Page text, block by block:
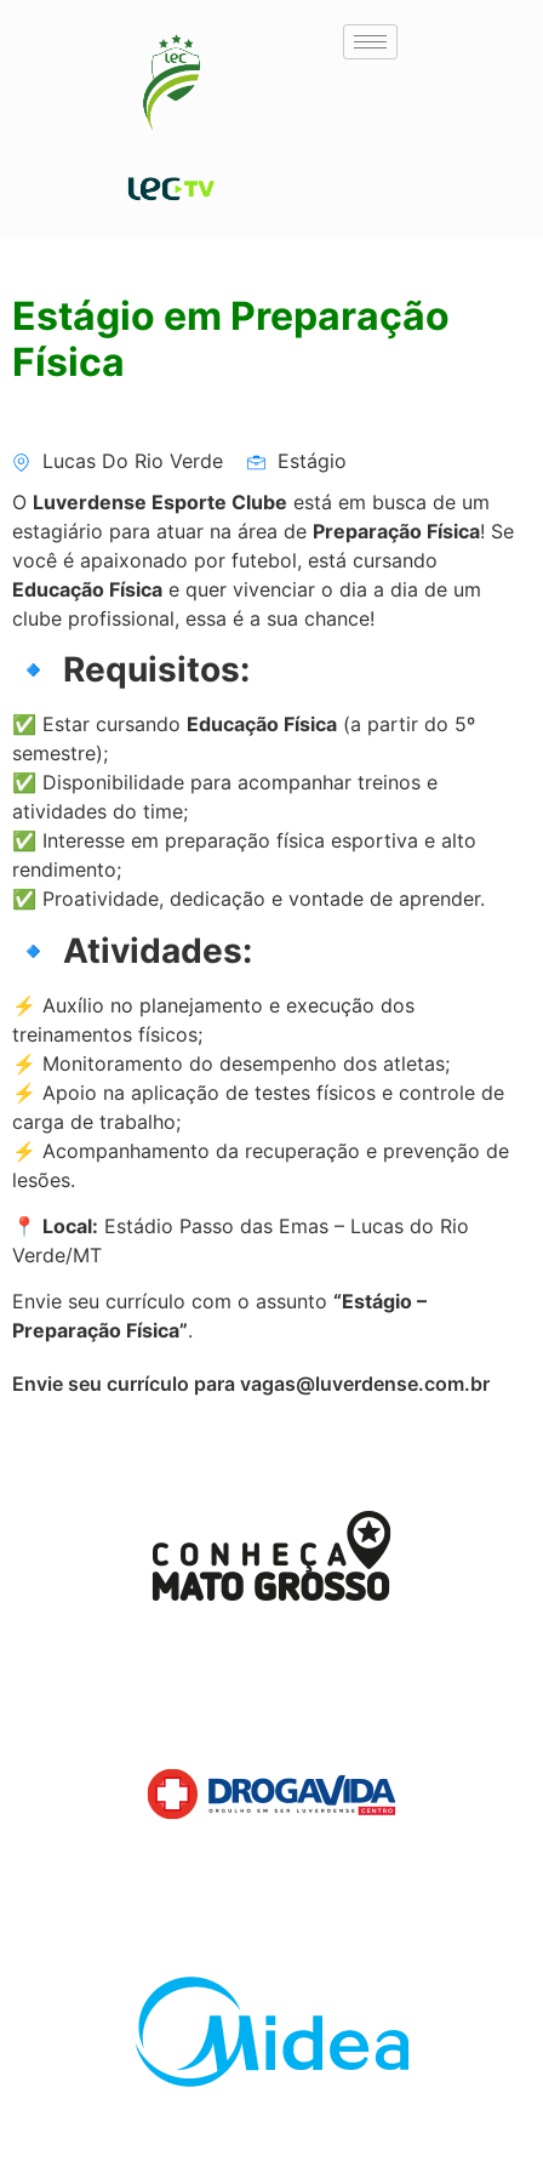
Estágio em Preparação
Física
Lucas Do Rio Verde
Estágio
O Luverdense Esporte Clube está em busca de um
estagiário para atuar na área de Preparação Física! Se
você é apaixonado por futebol, está cursando
Educação Física e quer vivenciar o dia a dia de um
clube profissional, essa é a sua chance!
🔹 Requisitos:
✅ Estar cursando Educação Física (a partir do 5º
semestre);
✅ Disponibilidade para acompanhar treinos e
atividades do time;
✅ Interesse em preparação física esportiva e alto
rendimento;
✅ Proatividade, dedicação e vontade de aprender.
🔹 Atividades:
⚡ Auxílio no planejamento e execução dos
treinamentos físicos;
⚡ Monitoramento do desempenho dos atletas;
⚡ Apoio na aplicação de testes físicos e controle de
carga de trabalho;
⚡ Acompanhamento da recuperação e prevenção de
lesões.
📍 Local: Estádio Passo das Emas – Lucas do Rio
Verde/MT
Envie seu currículo com o assunto “Estágio –
Preparação Física”.
Envie seu currículo para vagas@luverdense.com.br